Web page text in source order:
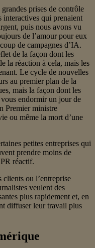
prises de contrôle
interactives qui prenaient
puis nous avons vu
de l’amour pour eux
de campagnes d’IA.
de la façon dont les
la réaction à cela, mais les
Le cycle de nouvelles
au premier plan de la
mais la façon dont les
endormir un jour de
Premier ministre
ou même la mort d’une
petites entreprises qui
prendre moins de
réactif.
ou l’entreprise
veulent des
plus rapidement et, en
diffuser leur travail plus